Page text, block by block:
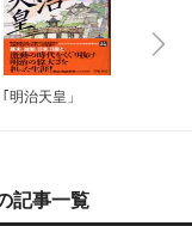
明治天皇」
記事一覧